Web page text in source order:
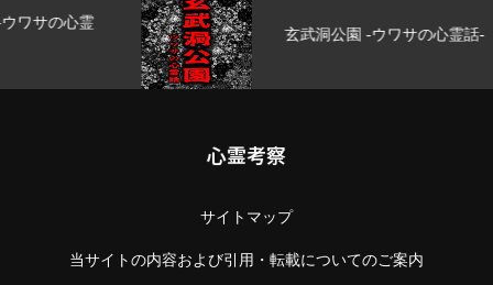
玄武洞公園 -ウワサの心霊話-
心霊考察
サイトマップ
当サイトの内容および引用・転載についてのご案内